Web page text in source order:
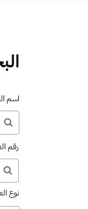
اسم
رقم
نوع